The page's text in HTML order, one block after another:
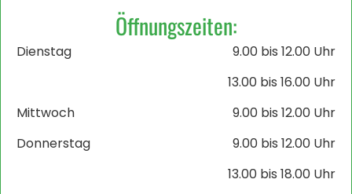
Öffnungszeiten:
Dienstag
9.00 bis 12.00 Uhr
13.00 bis 16.00 Uhr
Mittwoch
9.00 bis 12.00 Uhr
Donnerstag
9.00 bis 12.00 Uhr
13.00 bis 18.00 Uhr